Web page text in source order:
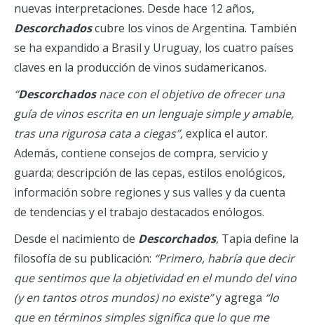
nuevas interpretaciones. Desde hace 12 años,
Descorchadoscubre los vinos de Argentina. También
se ha expandido a Brasil y Uruguay, los cuatro países
claves en la producción de vinos sudamericanos.
“Descorchadosnace con el objetivo de ofrecer una
guía de vinos escrita en un lenguaje simple y amable,
tras una rigurosa cata a ciegas”,explica el autor.
Además, contiene consejos de compra, servicio y
guarda; descripción de las cepas, estilos enológicos,
información sobre regiones y sus valles y da cuenta
de tendencias y el trabajo destacados enólogos.
Desde el nacimiento de Descorchados, Tapia define la
filosofía de su publicación: “Primero, habría que decir
que sentimos que la objetividad en el mundo del vino
(y en tantos otros mundos) no existe”y agrega “lo
que en términos simples significa que lo que me